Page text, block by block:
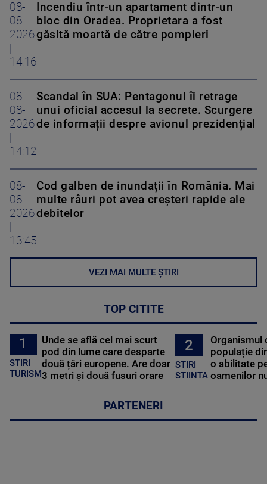
08-
08-
2026
14:16
Incendiu într-un apartament dintr-un
bloc din Oradea. Proprietara a fost
găsită moartă de către pompieri
08-
08-
2026
14:12
Scandal în SUA: Pentagonul îi retrage
unui oficial accesul la secrete. Scurgere
de informații despre avionul prezidențial
08-
08-
2026
13:45
Cod galben de inundații în România. Mai
multe râuri pot avea creșteri rapide ale
debitelor
VEZI MAI MULTE ȘTIRI
TOP CITITE
1
STIRI
TURISM
Unde se află cel mai scurt
pod din lume care desparte
două țări europene. Are doar
3 metri și două fusuri orare
2
STIRI
STIINTA
Organismul
populație
o abilitate
oamenilor
PARTENERI